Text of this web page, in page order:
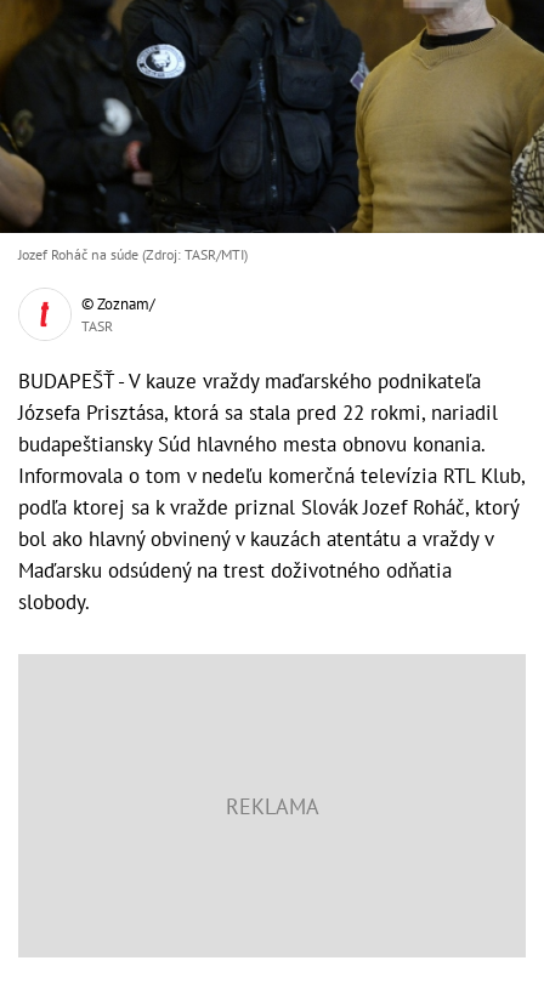
Jozef Roháč na súde (Zdroj: TASR/MTI)
© Zoznam/
TASR
BUDAPEŠŤ - V kauze vraždy maďarského podnikateľa
Józsefa Prisztása, ktorá sa stala pred 22 rokmi, nariadil
budapeštiansky Súd hlavného mesta obnovu konania.
Informovala o tom v nedeľu komerčná televízia RTL Klub,
podľa ktorej sa k vražde priznal Slovák Jozef Roháč, ktorý
bol ako hlavný obvinený v kauzách atentátu a vraždy v
Maďarsku odsúdený na trest doživotného odňatia
slobody.